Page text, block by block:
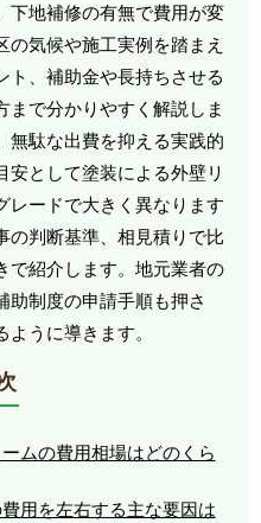
下地補修の有無で費用が変
気候や施工実例を踏まえ
ト、補助金や長持ちさせる
まで分かりやすく解説しま
無駄な出費を抑える実践的
安として塗装による外壁リ
レードで大きく異なります
の判断基準、相見積りで比
で紹介します。地元業者の
助制度の申請手順も押さ
うに導きます。
ムの費用相場はどのくら
用を左右する主な要因は